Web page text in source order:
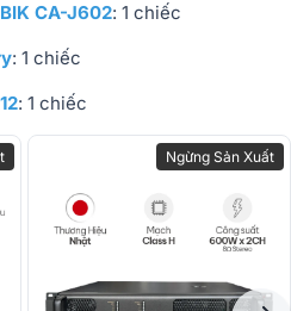
CA-J602: 1 chiếc
: 1 chiếc
: 1 chiếc
Ngừng Sản Xuất